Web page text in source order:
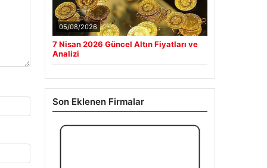
05/08/2026
7 Nisan 2026 Güncel Altın Fiyatları ve
Analizi
Son Eklenen Firmalar